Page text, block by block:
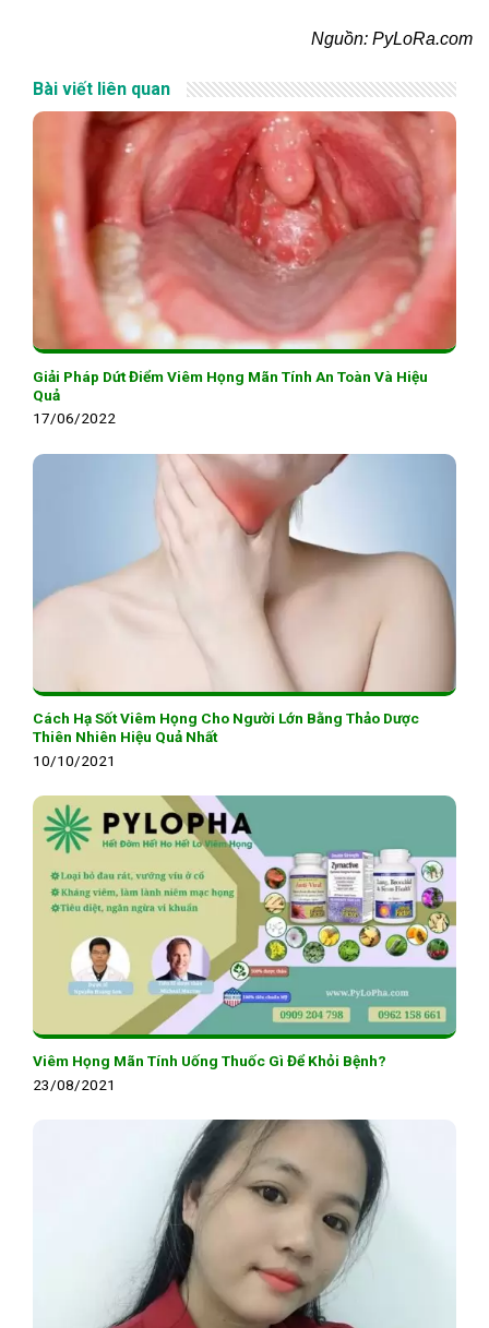
Nguồn: PyLoRa.com
Bài viết liên quan
Giải Pháp Dứt Điểm Viêm Họng Mãn Tính An Toàn Và Hiệu
Quả
17/06/2022
Cách Hạ Sốt Viêm Họng Cho Người Lớn Bằng Thảo Dược
Thiên Nhiên Hiệu Quả Nhất
10/10/2021
Viêm Họng Mãn Tính Uống Thuốc Gì Để Khỏi Bệnh?
23/08/2021